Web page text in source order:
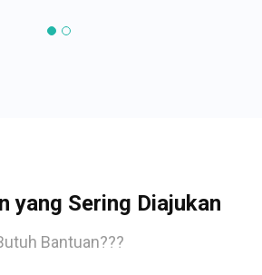
yang Sering Diajukan
Bantuan???